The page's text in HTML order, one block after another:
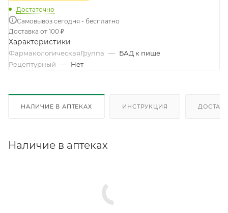
Достаточно
Самовывоз сегодня - бесплатно
Доставка от 100 ₽
Характеристики
ФармакологическаяГруппа — БАД к пище
Рецептурный — Нет
НАЛИЧИЕ В АПТЕКАХ ИНСТРУКЦИЯ
Наличие в аптеках